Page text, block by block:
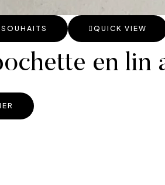
QUICK VIEW
en lin